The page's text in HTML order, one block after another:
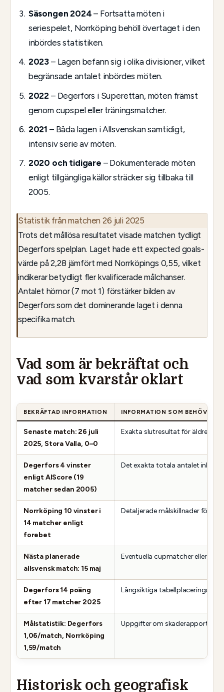
Säsongen 2024 – Fortsatta möten i
seriespelet, Norrköping behöll övertaget i den
inbördes statistiken.
2023 – Lagen befann sig i olika divisioner, vilket
begränsade antalet inbördes möten.
2022 – Degerfors i Superettan, möten främst
genom cupspel eller träningsmatcher.
2021 – Båda lagen i Allsvenskan samtidigt,
intensiv serie av möten.
2020 och tidigare – Dokumenterade möten
enligt tillgängliga källor sträcker sig tillbaka till
2005.
Statistik från matchen 26 juli 2025
Trots det mållösa resultatet visade matchen tydligt
Degerfors spelplan. Laget hade ett expected goals-
värde på 2,28 jämfört med Norrköpings 0,55, vilket
indikerar betydligt fler kvalificerade målchanser.
Antalet hörnor (7 mot 1) förstärker bilden av
Degerfors som det dominerande laget i denna
specifika match.
Vad som är bekräftat och
vad som kvarstår oklart
BEKRÄFTAD INFORMATION INFORMATION SOM BEHÖVER
Senaste match: 26 juli
2025, Stora Valla, 0–0
Exakta slutresultat för äldre
Degerfors 4 vinster
enligt AIScore (19
matcher sedan 2005)
Det exakta totala antalet
Norrköping 10 vinster i
14 matcher enligt
forebet
Detaljerade målskillnader för
Nästa planerade
allsvensk match: 15 maj
Eventuella cupmatcher eller
Degerfors 14 poäng
efter 17 matcher 2025
Långsiktiga tabellplaceringar
Målstatistik: Degerfors
1,06/match, Norrköping
1,59/match
Uppgifter om skaderapporter
Historisk och geografisk